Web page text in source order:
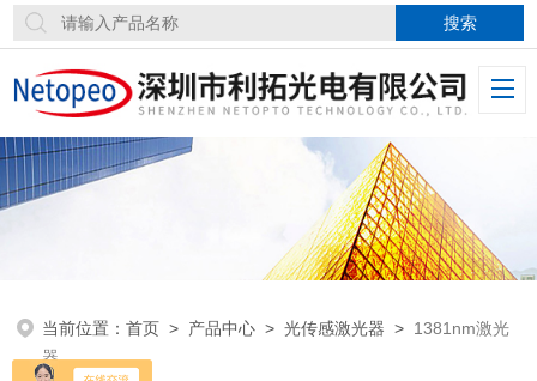
当前位置：首页 > 产品中心 >光传感激光器 > 1381nm激光
器